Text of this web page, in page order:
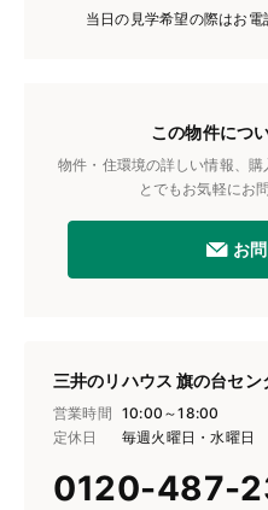
当日の見学希望の際はお電
この物件につ
物件・住環境の詳しい情報、
とでもお気軽にお
お
三井のリハウス 旗の台セン
営業時間 10:00～18:00
定休日
毎週火曜日・水曜日
0120-487-